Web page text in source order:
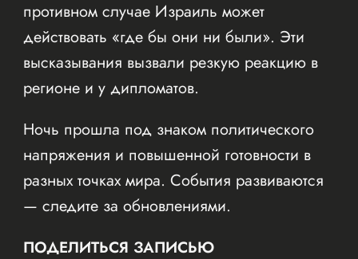
противном случае Израиль может
действовать «где бы они ни были». Эти
высказывания вызвали резкую реакцию в
регионе и у дипломатов.
Ночь прошла под знаком политического
напряжения и повышенной готовности в
разных точках мира. События развиваются
— следите за обновлениями.
ПОДЕЛИТЬСЯ ЗАПИСЬЮ